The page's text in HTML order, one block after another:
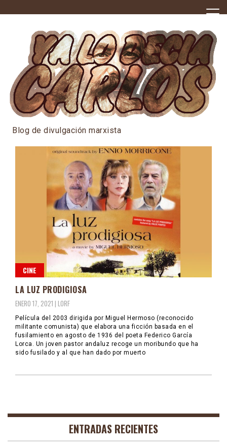
to
Blog de divulgación marxista
CINE
LA LUZ PRODIGIOSA
ENERO 17, 2021 | LORF
Película del 2003 dirigida por Miguel Hermoso (reconocido
militante comunista) que elabora una ficción basada en el
fusilamiento en agosto de 1936 del poeta Federico García
Lorca. Un joven pastor andaluz recoge un moribundo que ha
sido fusilado y al que han dado por muerto
ENTRADAS RECIENTES